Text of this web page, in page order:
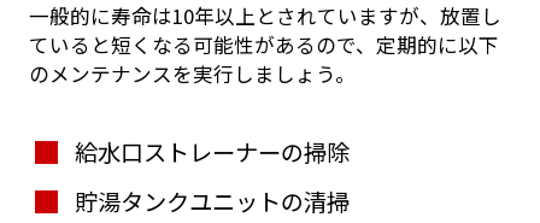
一般的に寿命は10年以上とされていますが、放置し
ていると短くなる可能性があるので、定期的に以下
のメンテナンスを実行しましょう。
給水口ストレーナーの掃除
貯湯タンクユニットの清掃